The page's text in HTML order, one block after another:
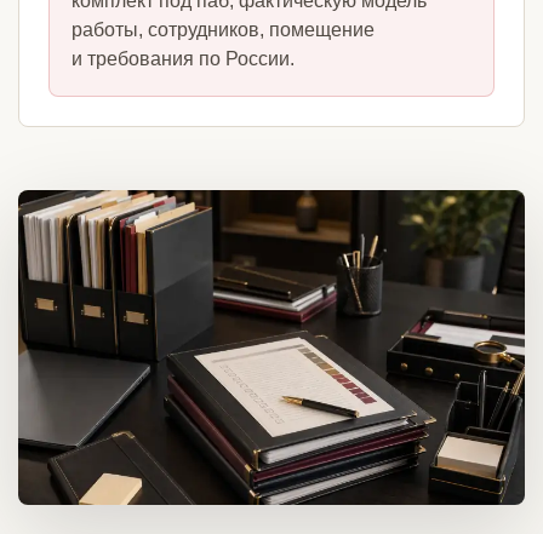
работы, сотрудников, помещение
и требования по России.